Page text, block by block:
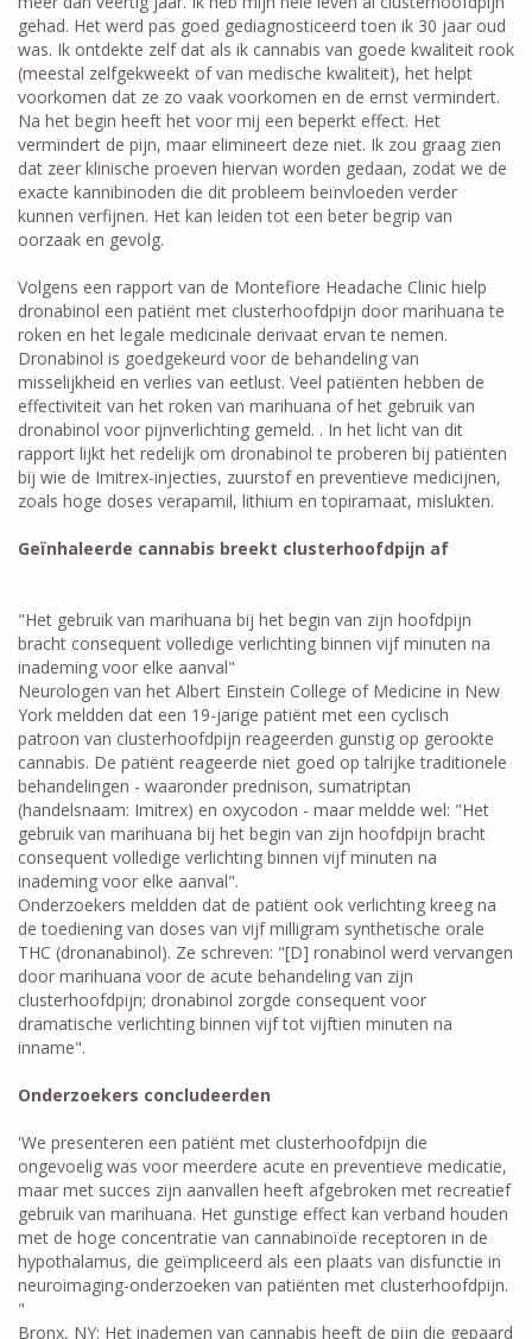
gehad. Het werd pas goed gediagnosticeerd toen ik 30 jaar oud
was. Ik ontdekte zelf dat als ik cannabis van goede kwaliteit rook
(meestal zelfgekweekt of van medische kwaliteit), het helpt
voorkomen dat ze zo vaak voorkomen en de ernst vermindert.
Na het begin heeft het voor mij een beperkt effect. Het
vermindert de pijn, maar elimineert deze niet. Ik zou graag zien
dat zeer klinische proeven hiervan worden gedaan, zodat we de
exacte kannibinoden die dit probleem beïnvloeden verder
kunnen verfijnen. Het kan leiden tot een beter begrip van
oorzaak en gevolg.
Volgens een rapport van de Montefiore Headache Clinic hielp
dronabinol een patiënt met clusterhoofdpijn door marihuana te
roken en het legale medicinale derivaat ervan te nemen.
Dronabinol is goedgekeurd voor de behandeling van
misselijkheid en verlies van eetlust. Veel patiënten hebben de
effectiviteit van het roken van marihuana of het gebruik van
dronabinol voor pijnverlichting gemeld. . In het licht van dit
rapport lijkt het redelijk om dronabinol te proberen bij patiënten
bij wie de Imitrex-injecties, zuurstof en preventieve medicijnen,
zoals hoge doses verapamil, lithium en topiramaat, mislukten.
Geïnhaleerde cannabis breekt clusterhoofdpijn af
"Het gebruik van marihuana bij het begin van zijn hoofdpijn
bracht consequent volledige verlichting binnen vijf minuten na
inademing voor elke aanval"
Neurologen van het Albert Einstein College of Medicine in New
York meldden dat een 19-jarige patiënt met een cyclisch
patroon van clusterhoofdpijn reageerden gunstig op gerookte
cannabis. De patiënt reageerde niet goed op talrijke traditionele
behandelingen - waaronder prednison, sumatriptan
(handelsnaam: Imitrex) en oxycodon - maar meldde wel: "Het
gebruik van marihuana bij het begin van zijn hoofdpijn bracht
consequent volledige verlichting binnen vijf minuten na
inademing voor elke aanval".
Onderzoekers meldden dat de patiënt ook verlichting kreeg na
de toediening van doses van vijf milligram synthetische orale
THC (dronanabinol). Ze schreven: "[D] ronabinol werd vervangen
door marihuana voor de acute behandeling van zijn
clusterhoofdpijn; dronabinol zorgde consequent voor
dramatische verlichting binnen vijf tot vijftien minuten na
inname".
Onderzoekers concludeerden
'We presenteren een patiënt met clusterhoofdpijn die
ongevoelig was voor meerdere acute en preventieve medicatie,
maar met succes zijn aanvallen heeft afgebroken met recreatief
gebruik van marihuana. Het gunstige effect kan verband houden
met de hoge concentratie van cannabinoïde receptoren in de
hypothalamus, die geïmpliceerd als een plaats van disfunctie in
neuroimaging-onderzoeken van patiënten met clusterhoofdpijn.
"
Bronx, NY: Het inademen van cannabis heeft de pijn die gepaard